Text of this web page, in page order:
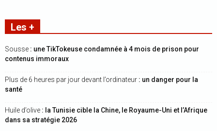
Les +
Sousse : une TikTokeuse condamnée à 4 mois de prison pour
contenus immoraux
Plus de 6 heures par jour devant l’ordinateur : un danger pour la
santé
Huile d’olive : la Tunisie cible la Chine, le Royaume-Uni et l’Afrique
dans sa stratégie 2026